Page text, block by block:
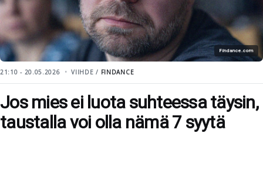
Findance.com
21:10 - 20.05.2026 VIIHDE / FINDANCE
Jos mies ei luota suhteessa täysin,
taustalla voi olla nämä 7 syytä